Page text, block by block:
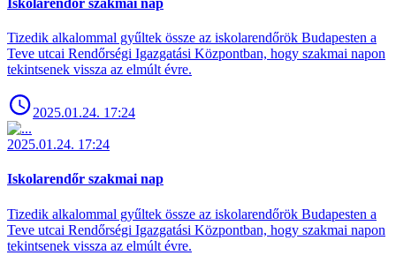
Iskolarendőr szakmai nap
Tizedik alkalommal gyűltek össze az iskolarendőrök Budapesten a
Teve utcai Rendőrségi Igazgatási Központban, hogy szakmai napon
tekintsenek vissza az elmúlt évre.
2025.01.24. 17:24
2025.01.24. 17:24
Iskolarendőr szakmai nap
Tizedik alkalommal gyűltek össze az iskolarendőrök Budapesten a
Teve utcai Rendőrségi Igazgatási Központban, hogy szakmai napon
tekintsenek vissza az elmúlt évre.